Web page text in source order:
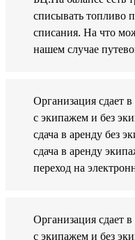
списывать топливо
списания. На что
нашем случае
Организация сдает
с экипажем и без
сдача в аренду без
сдача в аренду
переход на
Организация сдает
с экипажем и без